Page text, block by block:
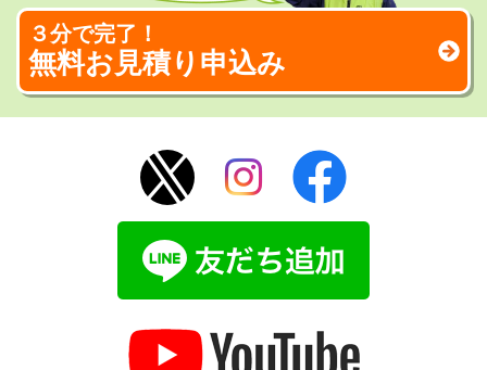
３分で完了！
無料お見積り申込み